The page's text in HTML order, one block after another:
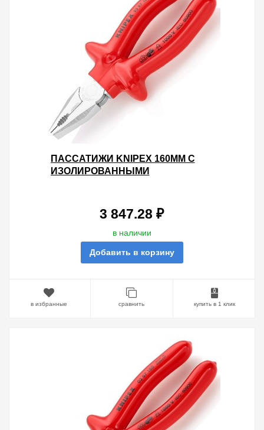
ПАССАТИЖИ KNIPEX 160ММ С
ИЗОЛИРОВАННЫМИ
3 847.28 ₽
в наличии
Добавить в корзину
в избранные сравнить купить в 1 клик